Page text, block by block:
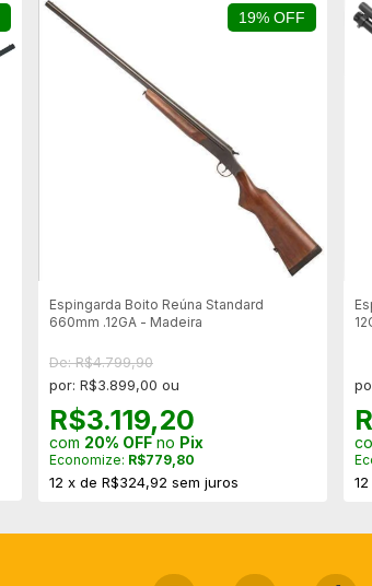
19% OFF
Espingarda Boito Reúna Standard
660mm .12GA - Madeira
De: R$4.799,90
por: R$3.899,00 ou
R$3.119,20
com 20% OFF no Pix
Economize: R$779,80
12 x de R$324,92 sem juros 12